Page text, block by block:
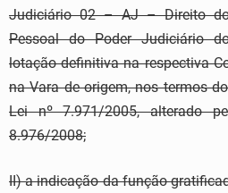
Judiciário 02 – AJ – Direito do
Pessoal do Poder Judiciário
lotação definitiva na respectiva
na Vara de origem, nos termos
Lei nº 7.971/2005, alterado
8.976/2008;
II) a indicação da função